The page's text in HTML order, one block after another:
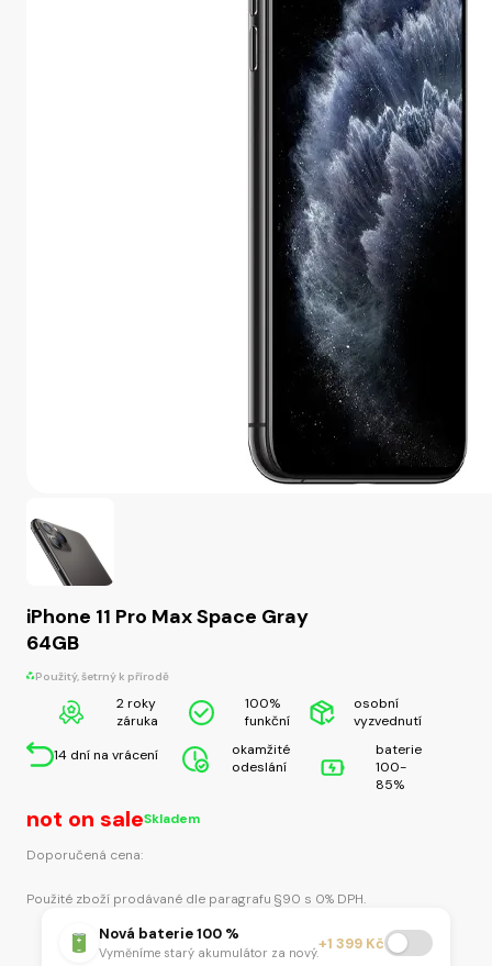
iPhone 11 Pro Max Space Gray
64GB
Použitý, šetrný k přírodě
2 roky
záruka
100%
funkční
osobní
vyzvednutí
14 dní na vrácení
okamžité
odeslání
baterie
100-
85%
not on saleSkladem
Doporučená cena:
Použité zboží prodávané dle paragrafu §90 s 0% DPH.
Nová baterie 100 %
Vyměníme starý akumulátor za nový.+1 399 Kč